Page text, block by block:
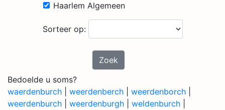
Haarlem Algemeen
Sorteer op:
Zoek
Bedoelde u soms?
waerdenburch
weerdenberch weerdenborch
weerdenburch
weerdenburgh weldenburch